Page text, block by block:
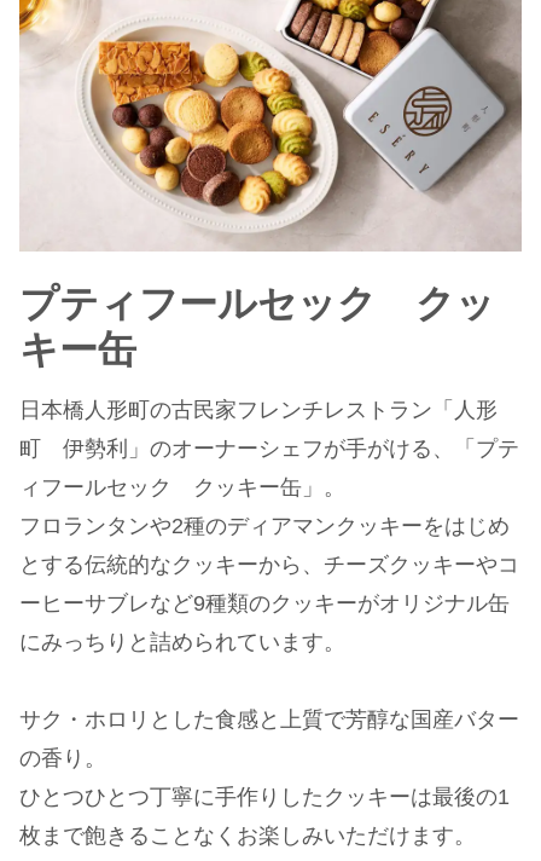
プティフールセック クッ
キー缶
日本橋人形町の古民家フレンチレストラン「人形
町 伊勢利」のオーナーシェフが手がける、「プテ
ィフールセック クッキー缶」。
フロランタンや2種のディアマンクッキーをはじめ
とする伝統的なクッキーから、チーズクッキーやコ
ーヒーサブレなど9種類のクッキーがオリジナル缶
にみっちりと詰められています。
サク・ホロリとした食感と上質で芳醇な国産バター
の香り。
ひとつひとつ丁寧に手作りしたクッキーは最後の1
枚まで飽きることなくお楽しみいただけます。